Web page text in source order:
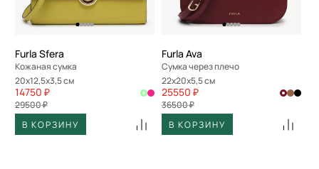
Furla Sfera
Кожаная сумка
20x12,5x3,5 см
14750 ₽
29500 ₽
В КОРЗИНУ
Furla Ava
Сумка через плечо
22x20x5,5 см
25550 ₽
36500 ₽
В КОРЗИНУ